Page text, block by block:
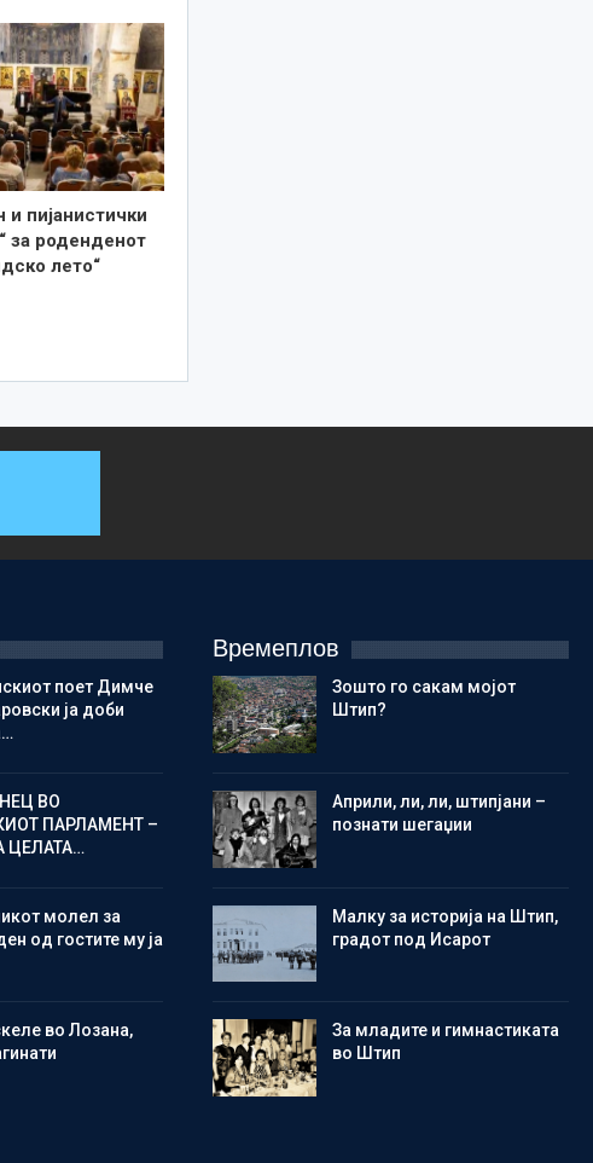
и пијанистички
за роденденот
лето“
поет Димче
ја доби
ВО
ПАРЛАМЕНТ –
ЦЕЛАТА…
молел за
од гостите му ја
во Лозана,
Времеплов
Зошто го сакам мојот
Штип?
Aприли, ли, ли, штипјани –
познати шегаџии
Малку за историја на Штип,
градот под Исарот
Зa младите и гимнастиката
во Штип